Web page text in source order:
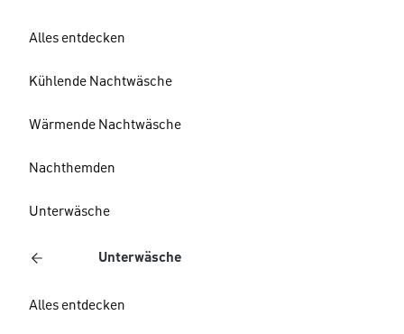
Alles entdecken
Kühlende Nachtwäsche
Wärmende Nachtwäsche
Nachthemden
Unterwäsche
Unterwäsche
Alles entdecken